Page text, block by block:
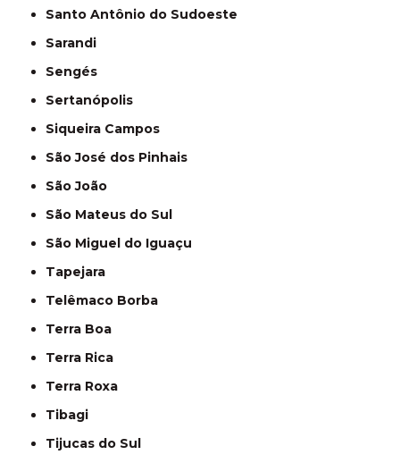
Santo Antônio do Sudoeste
Sarandi
Sengés
Sertanópolis
Siqueira Campos
São José dos Pinhais
São João
São Mateus do Sul
São Miguel do Iguaçu
Tapejara
Telêmaco Borba
Terra Boa
Terra Rica
Terra Roxa
Tibagi
Tijucas do Sul